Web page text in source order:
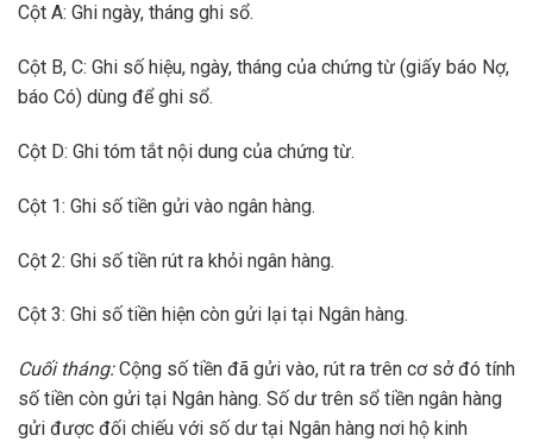
Cột A: Ghi ngày, tháng ghi sổ.
Cột B, C: Ghi số hiệu, ngày, tháng của chứng từ (giấy báo Nợ,
báo Có) dùng để ghi sổ.
Cột D: Ghi tóm tắt nội dung của chứng từ.
Cột 1: Ghi số tiền gửi vào ngân hàng.
Cột 2: Ghi số tiền rút ra khỏi ngân hàng.
Cột 3: Ghi số tiền hiện còn gửi lại tại Ngân hàng.
Cuối tháng:Cộng số tiền đã gửi vào, rút ra trên cơ sở đó tính
số tiền còn gửi tại Ngân hàng. Số dư trên sổ tiền ngân hàng
gửi được đối chiếu với số dư tại Ngân hàng nơi hộ kinh